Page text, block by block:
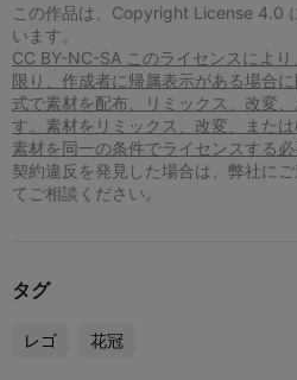
この作品は、Copyright License 4.0
います。
CC BY-NC-SA このライセンスによ
限り、作成者に帰属表示がある場合
式で素材を配布、リミックス、改変
す。素材をリミックス、改変、また
素材を同一の条件でライセンスする必
契約違反を発見した場合は、弊社に
てご相談ください。
タグ
レゴ 花冠